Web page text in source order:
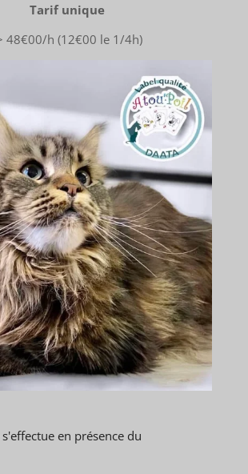
Tarif unique
48€00/h (12€00 le 1/4h)
en présence du